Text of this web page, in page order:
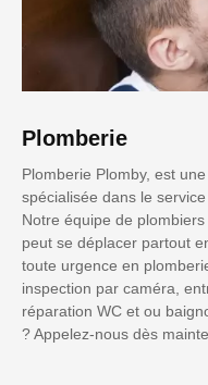
Plomberie
Plomberie Plomby, est
spécialisée dans le
Notre équipe de
peut se déplacer partout
toute urgence en
inspection par caméra,
réparation WC et ou
? Appelez-nous dès